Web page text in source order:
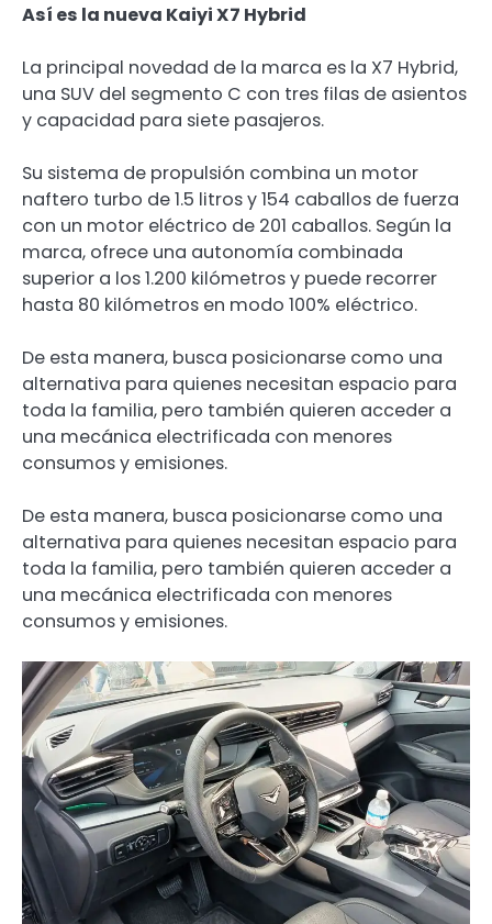
Así es la nueva Kaiyi X7 Hybrid
La principal novedad de la marca es la X7 Hybrid,
una SUV del segmento C con tres filas de asientos
y capacidad para siete pasajeros.
Su sistema de propulsión combina un motor
naftero turbo de 1.5 litros y 154 caballos de fuerza
con un motor eléctrico de 201 caballos. Según la
marca, ofrece una autonomía combinada
superior a los 1.200 kilómetros y puede recorrer
hasta 80 kilómetros en modo 100% eléctrico.
De esta manera, busca posicionarse como una
alternativa para quienes necesitan espacio para
toda la familia, pero también quieren acceder a
una mecánica electrificada con menores
consumos y emisiones.
De esta manera, busca posicionarse como una
alternativa para quienes necesitan espacio para
toda la familia, pero también quieren acceder a
una mecánica electrificada con menores
consumos y emisiones.